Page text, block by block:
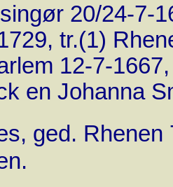
20/24-7-
tr.(1)
12-7-
en Johanna
ged. Rhenen